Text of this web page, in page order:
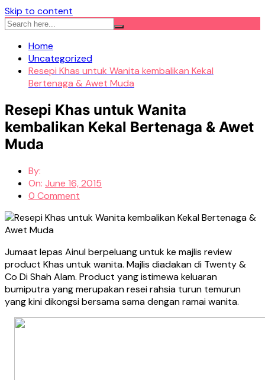
Skip to content
Home
Uncategorized
Resepi Khas untuk Wanita kembalikan Kekal
Bertenaga & Awet Muda
Resepi Khas untuk Wanita
kembalikan Kekal Bertenaga & Awet
Muda
By:
On: June 16, 2015
0 Comment
Jumaat lepas Ainul berpeluang untuk ke majlis review
product Khas untuk wanita. Majlis diadakan di Twenty &
Co Di Shah Alam. Product yang istimewa keluaran
bumiputra yang merupakan resei rahsia turun temurun
yang kini dikongsi bersama sama dengan ramai wanita.